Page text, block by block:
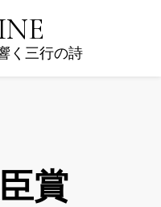
く三行の詩
賞